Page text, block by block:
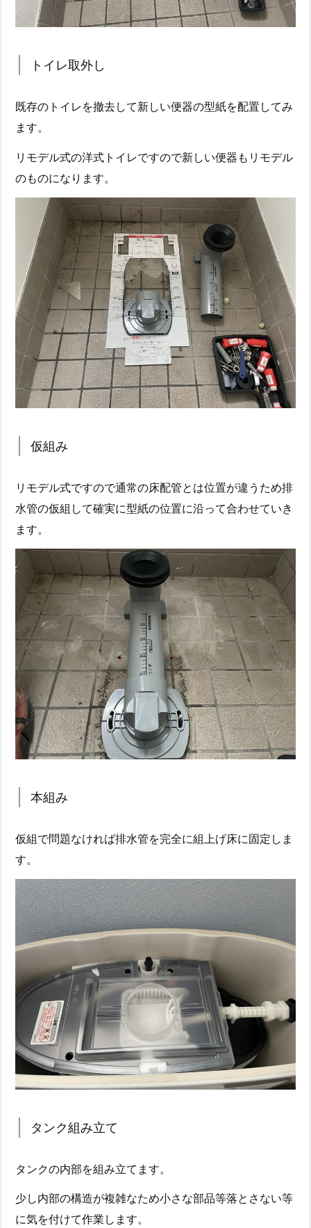
トイレ取外し
既存のトイレを撤去して新しい便器の型紙を配置してみ
ます。
リモデル式の洋式トイレですので新しい便器もリモデル
のものになります。
仮組み
リモデル式ですので通常の床配管とは位置が違うため排
水管の仮組して確実に型紙の位置に沿って合わせていき
ます。
本組み
仮組で問題なければ排水管を完全に組上げ床に固定しま
す。
タンク組み立て
タンクの内部を組み立てます。
少し内部の構造が複雑なため小さな部品等落とさない等
に気を付けて作業します。